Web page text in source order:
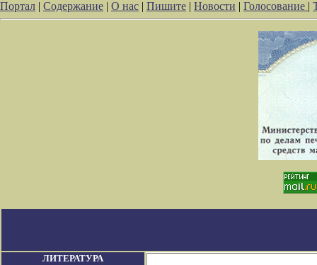
Портал | Содержание | О нас | Пишите | Новости | Голосование |
ЛИТЕРАТУРА